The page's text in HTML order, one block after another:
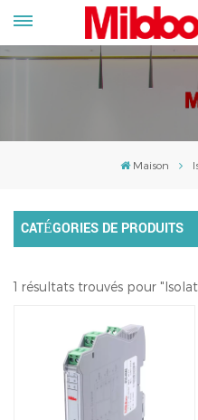
Maison
CATÉGORIES DE PRODUITS
1 résultats trouvés pour